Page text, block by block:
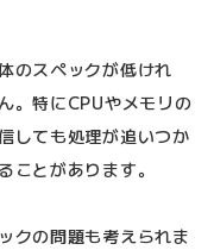
のスペックが低けれ
。特にCPUやメモリの
しても処理が追いつか
ことがあります。
クの問題も考えられま